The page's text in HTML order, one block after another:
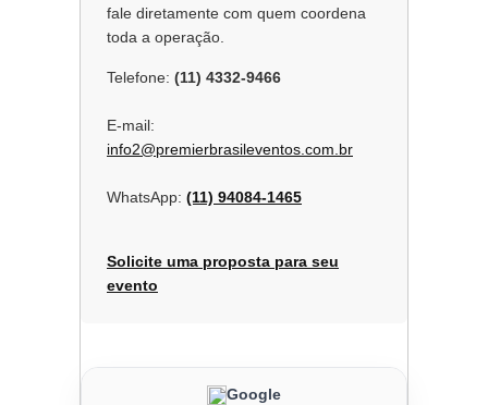
fale diretamente com quem coordena
toda a operação.
Telefone: (11) 4332-9466
E-mail:
info2@premierbrasileventos.com.br
WhatsApp: (11) 94084-1465
Solicite uma proposta para seu
evento
Google